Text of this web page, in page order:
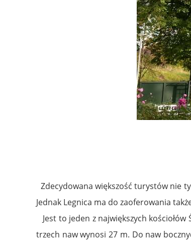
Zdecydowana większość turystów nie
Jednak Legnica ma do zaoferowania
Jest to jeden z największych kościołów
trzech naw wynosi 27 m. Do naw